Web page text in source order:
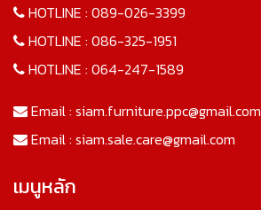
HOTLINE : 089-026-3399
HOTLINE : 086-325-1951
HOTLINE : 064-247-1589
Email : siam.furniture.ppc@gmail.com
Email : siam.sale.care@gmail.com
เมนูหลัก